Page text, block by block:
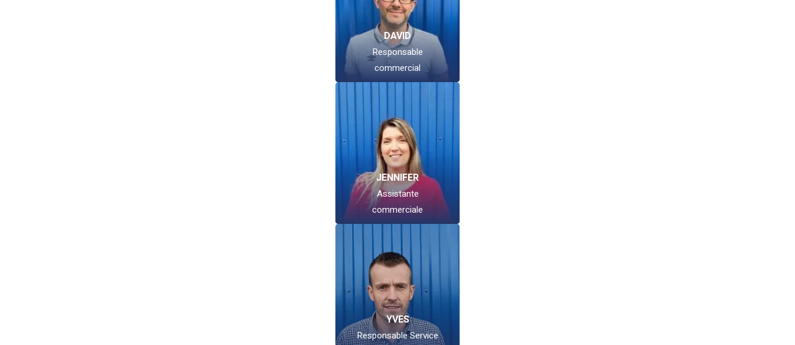
DAVID
Responsable
commercial
JENNIFER
Assistante
commerciale
YVES
Responsable Service